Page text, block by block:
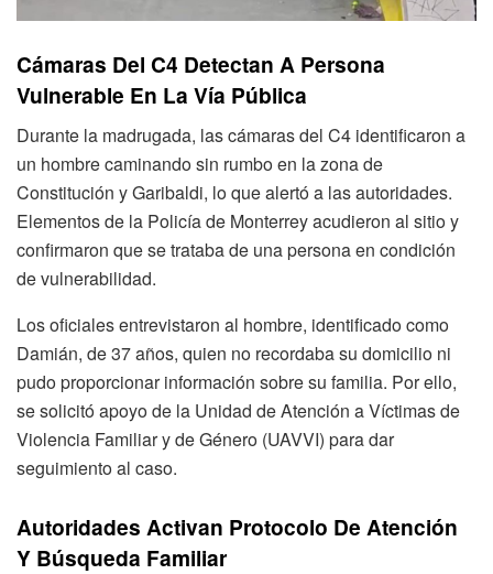
Cámaras Del C4 Detectan A Persona
Vulnerable En La Vía Pública
Durante la madrugada, las cámaras del C4 identificaron a
un hombre caminando sin rumbo en la zona de
Constitución y Garibaldi, lo que alertó a las autoridades.
Elementos de la Policía de Monterrey acudieron al sitio y
confirmaron que se trataba de una persona en condición
de vulnerabilidad.
Los oficiales entrevistaron al hombre, identificado como
Damián, de 37 años, quien no recordaba su domicilio ni
pudo proporcionar información sobre su familia. Por ello,
se solicitó apoyo de la Unidad de Atención a Víctimas de
Violencia Familiar y de Género (UAVVI) para dar
seguimiento al caso.
Autoridades Activan Protocolo De Atención
Y Búsqueda Familiar